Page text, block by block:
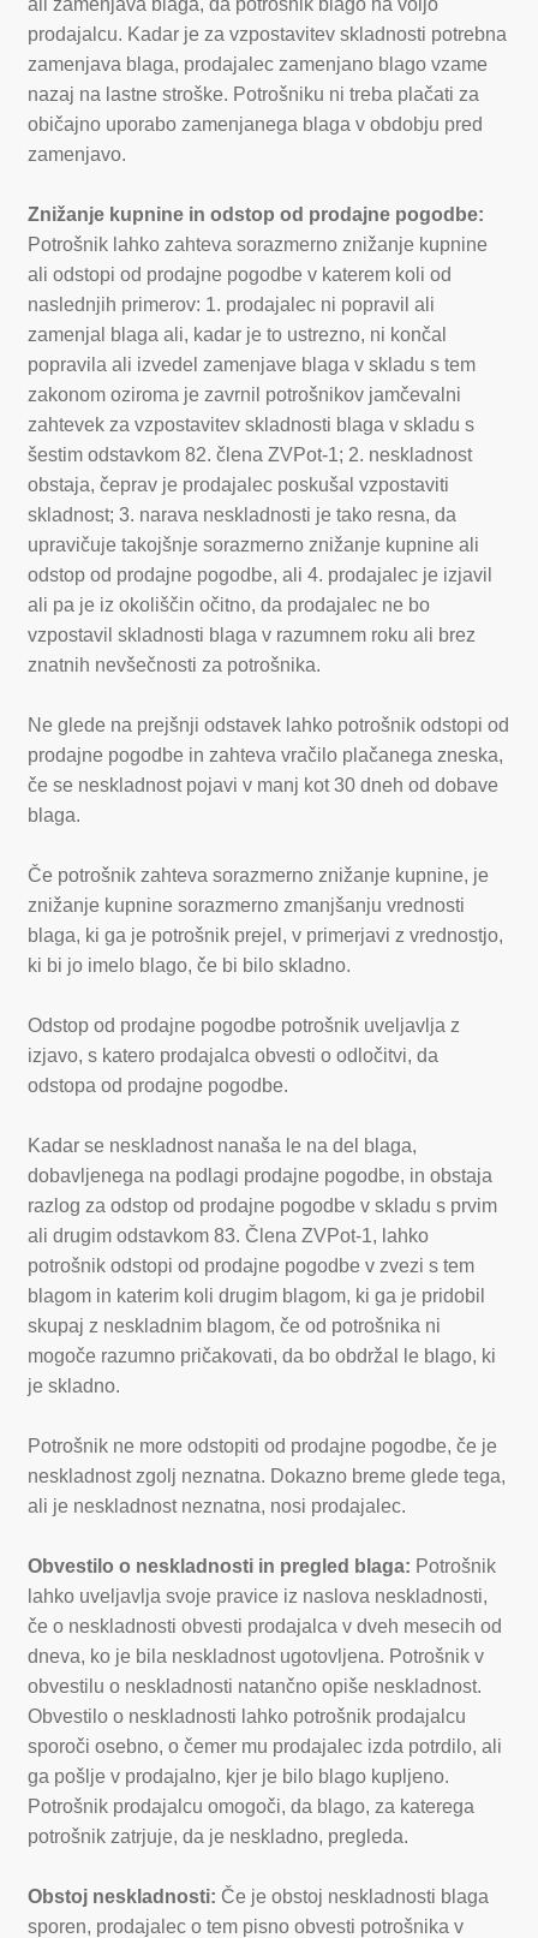
prodajalcu. Kadar je za vzpostavitev skladnosti potrebna
zamenjava blaga, prodajalec zamenjano blago vzame
nazaj na lastne stroške. Potrošniku ni treba plačati za
običajno uporabo zamenjanega blaga v obdobju pred
zamenjavo.
Znižanje kupnine in odstop od prodajne pogodbe:
Potrošnik lahko zahteva sorazmerno znižanje kupnine
ali odstopi od prodajne pogodbe v katerem koli od
naslednjih primerov: 1. prodajalec ni popravil ali
zamenjal blaga ali, kadar je to ustrezno, ni končal
popravila ali izvedel zamenjave blaga v skladu s tem
zakonom oziroma je zavrnil potrošnikov jamčevalni
zahtevek za vzpostavitev skladnosti blaga v skladu s
šestim odstavkom 82. člena ZVPot-1; 2. neskladnost
obstaja, čeprav je prodajalec poskušal vzpostaviti
skladnost; 3. narava neskladnosti je tako resna, da
upravičuje takojšnje sorazmerno znižanje kupnine ali
odstop od prodajne pogodbe, ali 4. prodajalec je izjavil
ali pa je iz okoliščin očitno, da prodajalec ne bo
vzpostavil skladnosti blaga v razumnem roku ali brez
znatnih nevšečnosti za potrošnika.
Ne glede na prejšnji odstavek lahko potrošnik odstopi od
prodajne pogodbe in zahteva vračilo plačanega zneska,
če se neskladnost pojavi v manj kot 30 dneh od dobave
blaga.
Če potrošnik zahteva sorazmerno znižanje kupnine, je
znižanje kupnine sorazmerno zmanjšanju vrednosti
blaga, ki ga je potrošnik prejel, v primerjavi z vrednostjo,
ki bi jo imelo blago, če bi bilo skladno.
Odstop od prodajne pogodbe potrošnik uveljavlja z
izjavo, s katero prodajalca obvesti o odločitvi, da
odstopa od prodajne pogodbe.
Kadar se neskladnost nanaša le na del blaga,
dobavljenega na podlagi prodajne pogodbe, in obstaja
razlog za odstop od prodajne pogodbe v skladu s prvim
ali drugim odstavkom 83. Člena ZVPot-1, lahko
potrošnik odstopi od prodajne pogodbe v zvezi s tem
blagom in katerim koli drugim blagom, ki ga je pridobil
skupaj z neskladnim blagom, če od potrošnika ni
mogoče razumno pričakovati, da bo obdržal le blago, ki
je skladno.
Potrošnik ne more odstopiti od prodajne pogodbe, če je
neskladnost zgolj neznatna. Dokazno breme glede tega,
ali je neskladnost neznatna, nosi prodajalec.
Obvestilo o neskladnosti in pregled blaga: Potrošnik
lahko uveljavlja svoje pravice iz naslova neskladnosti,
če o neskladnosti obvesti prodajalca v dveh mesecih od
dneva, ko je bila neskladnost ugotovljena. Potrošnik v
obvestilu o neskladnosti natančno opiše neskladnost.
Obvestilo o neskladnosti lahko potrošnik prodajalcu
sporoči osebno, o čemer mu prodajalec izda potrdilo, ali
ga pošlje v prodajalno, kjer je bilo blago kupljeno.
Potrošnik prodajalcu omogoči, da blago, za katerega
potrošnik zatrjuje, da je neskladno, pregleda.
Obstoj neskladnosti: Če je obstoj neskladnosti blaga
sporen, prodajalec o tem pisno obvesti potrošnika v